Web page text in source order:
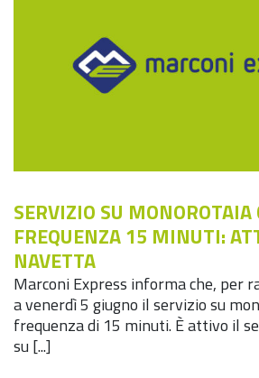
SERVIZIO SU MONOROTAIA
FREQUENZA 15 MINUTI:
NAVETTA
Marconi Express informa che, per
a venerdì 5 giugno il servizio su
frequenza di 15 minuti. È attivo il
su [...]